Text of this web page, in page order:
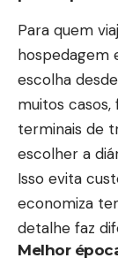
Para quem
hospedagem
escolha
muitos
terminais de
escolher a
Isso evita
economiza
detalhe faz
Melhor